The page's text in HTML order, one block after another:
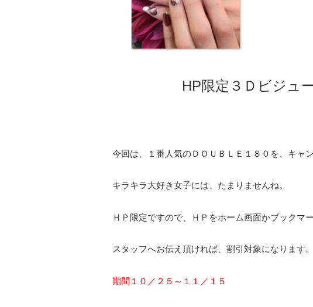
HP限定３Ｄビジュ
今回は、１番人気のＤＯＵＢＬＥ１８０を、キャ
キラキラ大好き女子には、たまりませんね。
ＨＰ限定ですので、ＨＰをホーム画面かブックマ
スタッフへお伝え頂ければ、割引対象になります。
期間１０／２５～１１／１５